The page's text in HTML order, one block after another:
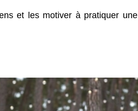
et les motiver à pratiquer une